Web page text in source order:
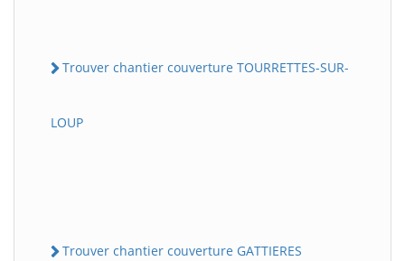
Trouver chantier couverture TOURRETTES-SUR-
LOUP
Trouver chantier couverture GATTIERES